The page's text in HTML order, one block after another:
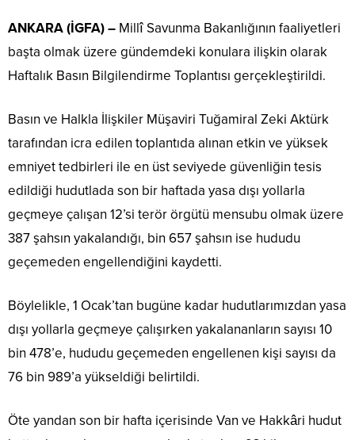
ANKARA (İGFA) – Millî Savunma Bakanlığının faaliyetleri
başta olmak üzere gündemdeki konulara ilişkin olarak
Haftalık Basın Bilgilendirme Toplantısı gerçekleştirildi.
Basın ve Halkla İlişkiler Müşaviri Tuğamiral Zeki Aktürk
tarafından icra edilen toplantıda alınan etkin ve yüksek
emniyet tedbirleri ile en üst seviyede güvenliğin tesis
edildiği hudutlada son bir haftada yasa dışı yollarla
geçmeye çalışan 12’si terör örgütü mensubu olmak üzere
387 şahsın yakalandığı, bin 657 şahsın ise hududu
geçemeden engellendiğini kaydetti.
Böylelikle, 1 Ocak’tan bugüne kadar hudutlarımızdan yasa
dışı yollarla geçmeye çalışırken yakalananların sayısı 10
bin 478’e, hududu geçemeden engellenen kişi sayısı da
76 bin 989’a yükseldiği belirtildi.
Öte yandan son bir hafta içerisinde Van ve Hakkâri hudut